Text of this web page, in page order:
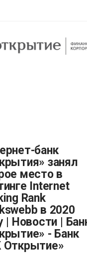
занял
место в
Internet
Rank
в 2020
| Новости |
- Банк
Открытие»